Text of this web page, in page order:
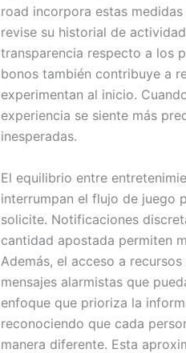
road incorpora estas
revise su historial de
transparencia respecto a los
bonos también contribuye a
experimentan al inicio.
experiencia se siente más
inesperadas.
El equilibrio entre
interrumpan el flujo de juego
solicite. Notificaciones
cantidad apostada permiten
Además, el acceso a
mensajes alarmistas que
enfoque que prioriza la
reconociendo que cada
manera diferente. Esta